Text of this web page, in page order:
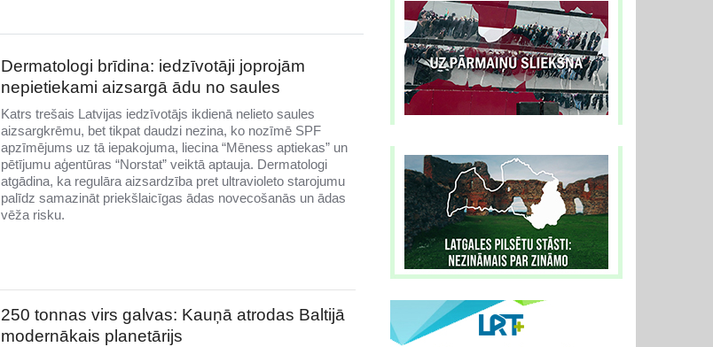
Dermatologi brīdina: iedzīvotāji joprojām
nepietiekami aizsargā ādu no saules
Katrs trešais Latvijas iedzīvotājs ikdienā nelieto saules
aizsargkrēmu, bet tikpat daudzi nezina, ko nozīmē SPF
apzīmējums uz tā iepakojuma, liecina “Mēness aptiekas” un
pētījumu aģentūras “Norstat” veiktā aptauja. Dermatologi
atgādina, ka regulāra aizsardzība pret ultravioleto starojumu
palīdz samazināt priekšlaicīgas ādas novecošanās un ādas
vēža risku.
250 tonnas virs galvas: Kauņā atrodas Baltijā
modernākais planetārijs